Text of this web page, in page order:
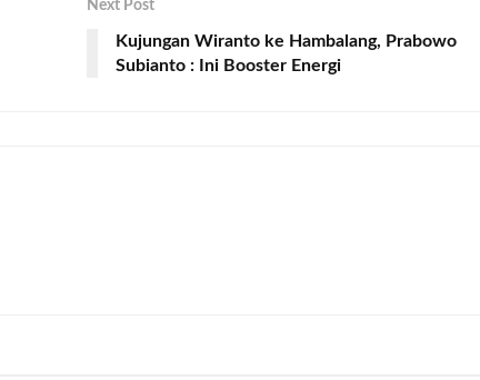
Next Post
Kujungan Wiranto ke Hambalang, Prabowo
Subianto : Ini Booster Energi